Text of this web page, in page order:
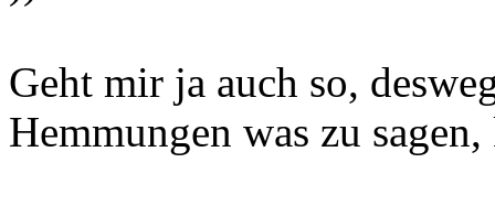
Geht mir ja auch so,
Hemmungen was zu